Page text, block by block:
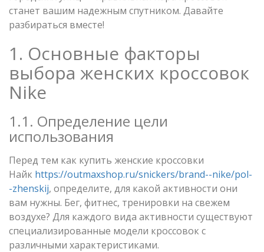
станет вашим надежным спутником. Давайте
разбираться вместе!
1. Основные факторы
выбора женских кроссовок
Nike
1.1. Определение цели
использования
Перед тем как купить женские кроссовки
Найк https://outmaxshop.ru/snickers/brand--nike/pol-
-zhenskij, определите, для какой активности они
вам нужны. Бег, фитнес, тренировки на свежем
воздухе? Для каждого вида активности существуют
специализированные модели кроссовок с
различными характеристиками.